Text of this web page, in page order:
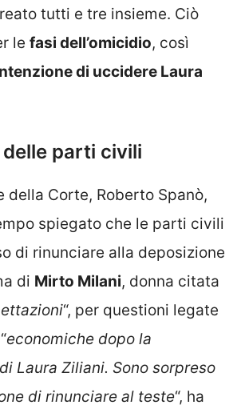
tutti e tre insieme. Ciò
le fasi dell’omicidio, così
di uccidere Laura
parti civili
della Corte, Roberto Spanò,
spiegato che le parti civili
di rinunciare alla deposizione
di Mirto Milani, donna citata
“, per questioni legate
economiche dopo la
Laura Ziliani. Sono sorpreso
di rinunciare al teste“, ha